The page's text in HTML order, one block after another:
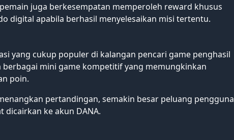
juga berkesempatan memperoleh reward khusus
digital apabila berhasil menyelesaikan misi tertentu.
yang cukup populer di kalangan pencari game penghasil
mini game kompetitif yang memungkinkan
poin.
pertandingan, semakin besar peluang pengguna
ke akun DANA.